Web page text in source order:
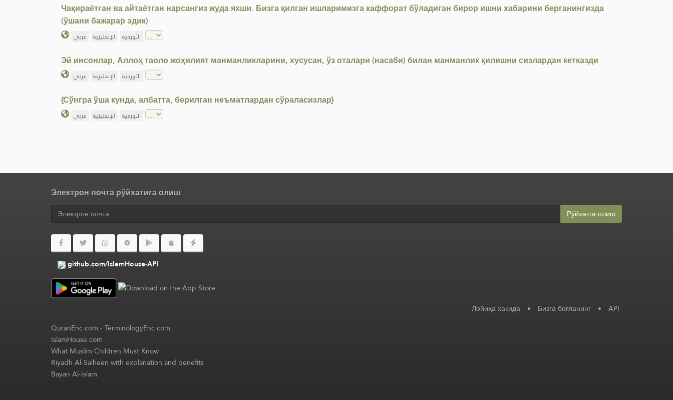
Чақираётган ва айтаётган нарсангиз жуда яхши. Бизга қилган ишларимизга каффорат бўладиган бирор ишни хабарини берганингизда
(ўшани бажарар эдик)
عربي الإنجليزية الأوردية
Эй инсонлар, Аллоҳ таоло жоҳилият манманликларини, хусусан, ўз оталари (насаби) билан манманлик қилишни сизлардан кетказди
عربي الإنجليزية الأوردية
{Сўнгра ўша кунда, албатта, берилган неъматлардан сўраласизлар}
عربي الإنجليزية الأوردية
Электрон почта рўйхатига олиш
Рўйхатга олиш
github.com/IslamHouse-API
Лойиҳа ҳақида • Бизга боғланинг • API
QuranEnc.com-TerminologyEnc.com
IslamHouse.com
What Muslim Children Must Know
Riyadh Al-Salheen with explanation and benefits
Bayan Al-Islam